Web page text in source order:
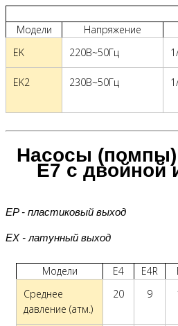
Модели
Напряжение
EK
220В~50Гц
EK2 230В~50Гц
Насосы (помпы)
E7 с двойной
EP - пластиковый выход
EX - латунный выход
Модели E4 E4R
Среднее
давление (атм.)
20 9